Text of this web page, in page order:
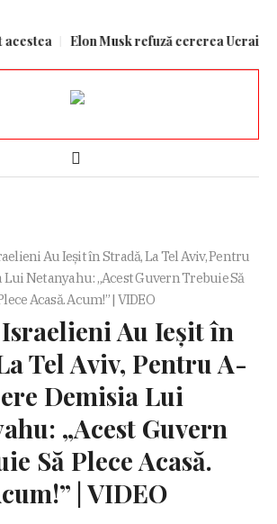
Elon Musk refuză cererea Ucrainei
Au Ieșit în Stradă, La Tel Aviv, Pentru
Lui Netanyahu: „Acest Guvern Trebuie Să
Acasă. Acum!” | VIDEO
Au Ieșit în
Tel Aviv, Pentru A-
Demisia Lui
„Acest Guvern
Să Plece Acasă.
| VIDEO